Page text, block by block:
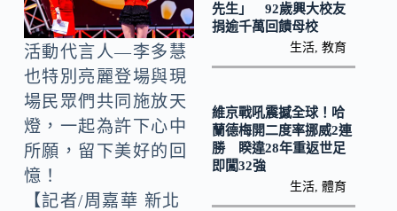
o
k
Li
n
k
活動代言人—李多慧
也特別亮麗登場與現
場民眾們共同施放天
燈，一起為許下心中
所願，留下美好的回
憶！
【記者/周嘉華 新北
先生」 92歲興大校友
捐逾千萬回饋母校
生活 ,教育
維京戰吼震撼全球！哈
蘭德梅開二度率挪威2連
勝 睽違28年重返世足
即闖32強
生活 ,體育